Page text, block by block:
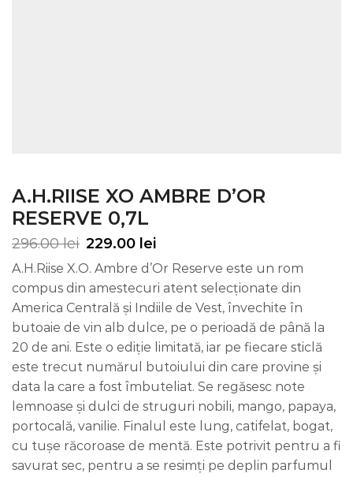
A.H.RIISE XO AMBRE D’OR
RESERVE 0,7L
296.00lei 229.00 lei
A.H.Riise X.O. Ambre d’Or Reserve este un rom
compus din amestecuri atent selecţionate din
America Centrală şi Indiile de Vest, învechite în
butoaie de vin alb dulce, pe o perioadă de până la
20 de ani. Este o ediție limitată, iar pe fiecare sticlă
este trecut numărul butoiului din care provine și
data la care a fost îmbuteliat. Se regăsesc note
lemnoase și dulci de struguri nobili, mango, papaya,
portocală, vanilie. Finalul este lung, catifelat, bogat,
cu tușe răcoroase de mentă. Este potrivit pentru a fi
savurat sec, pentru a se resimți pe deplin parfumul